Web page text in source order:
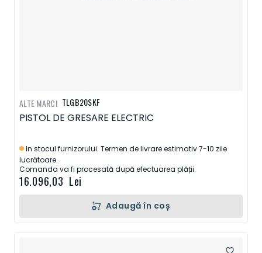
TLGB20SKF
PISTOL DE GRESARE ELECTRIC
In stocul furnizorului. Termen de livrare estimativ 7-10 zile
lucrătoare.
Comanda va fi procesată după efectuarea plății.
16.096,03 Lei
ALTE MARCI
Adaugă în coș